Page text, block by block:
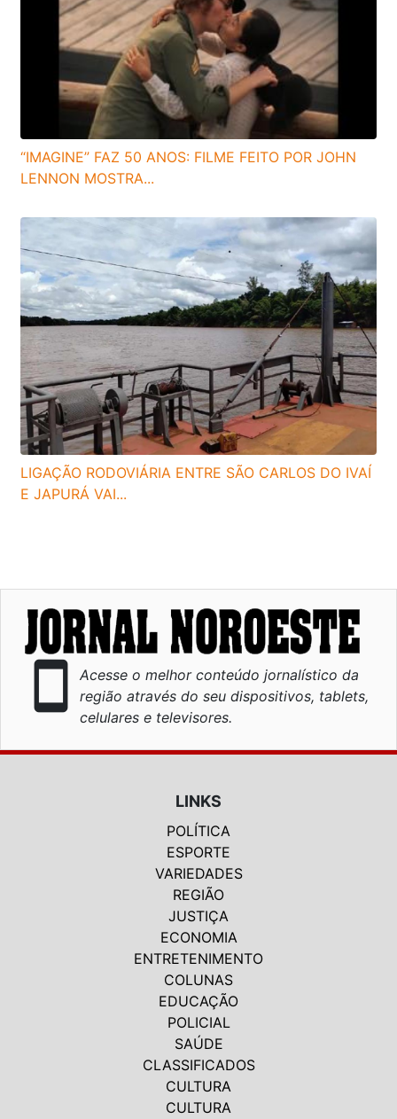
“IMAGINE” FAZ 50 ANOS: FILME FEITO POR JOHN
LENNON MOSTRA...
LIGAÇÃO RODOVIÁRIA ENTRE SÃO CARLOS DO IVAÍ
E JAPURÁ VAI...
smartphone
Acesse o melhor conteúdo jornalístico da
região através do seu dispositivos, tablets,
celulares e televisores.
LINKS
POLÍTICA
ESPORTE
VARIEDADES
REGIÃO
JUSTIÇA
ECONOMIA
ENTRETENIMENTO
COLUNAS
EDUCAÇÃO
POLICIAL
SAÚDE
CLASSIFICADOS
CULTURA
CULTURA